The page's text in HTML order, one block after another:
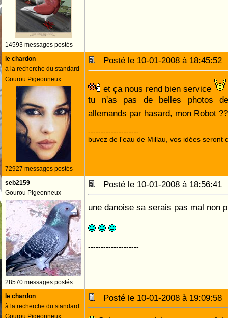
14593 messages postés
le chardon
à la recherche du standard
Gourou Pigeonneux
72927 messages postés
Posté le 10-01-2008 à
et ça nous rend bien service
tu n'as pas de belles photos de
allemands par hasard, mon Robot
--------------------
buvez de l'eau de Millau, vos idées seront
seb2159
Gourou Pigeonneux
28570 messages postés
Posté le 10-01-2008 à
une danoise sa serais pas mal non
--------------------
le chardon
à la recherche du standard
Gourou Pigeonneux
Posté le 10-01-2008 à